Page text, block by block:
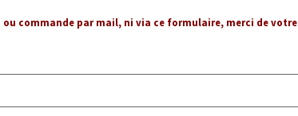
commande par mail, ni via ce formulaire, merci de votre